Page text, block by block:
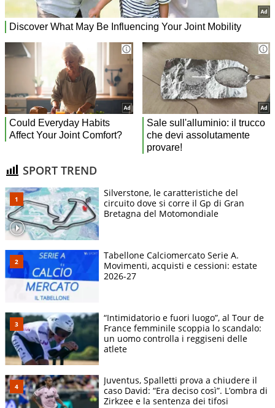
SPORT TREND
Silverstone, le caratteristiche del
circuito dove si corre il Gp di Gran
Bretagna del Motomondiale
Tabellone Calciomercato Serie A.
Movimenti, acquisti e cessioni: estate
2026-27
“Intimidatorio e fuori luogo”, al Tour de
France femminile scoppia lo scandalo:
un uomo controlla i reggiseni delle
atlete
Juventus, Spalletti prova a chiudere il
caso David: “Era deciso così”. L’ombra di
Zirkzee e la sentenza dei tifosi